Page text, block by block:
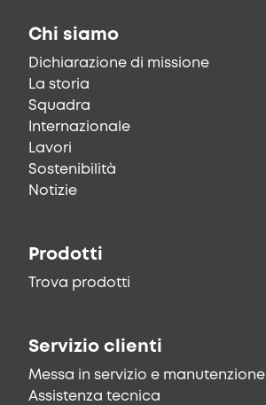
Chi siamo
Dichiarazione di missione
La storia
Squadra
Internazionale
Lavori
Sostenibilità
Notizie
Prodotti
Trova prodotti
Servizio clienti
Messa in servizio e manutenzione
Assistenza tecnica